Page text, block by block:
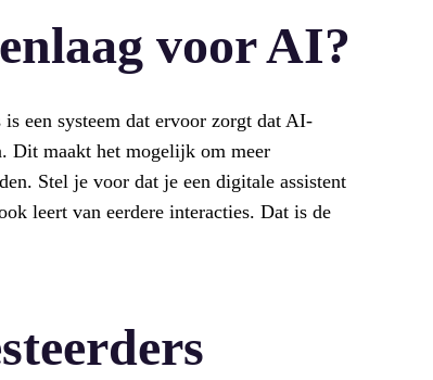
voor AI?
een systeem dat ervoor zorgt dat AI-
Dit maakt het mogelijk om meer
Stel je voor dat je een digitale assistent
leert van eerdere interacties. Dat is de